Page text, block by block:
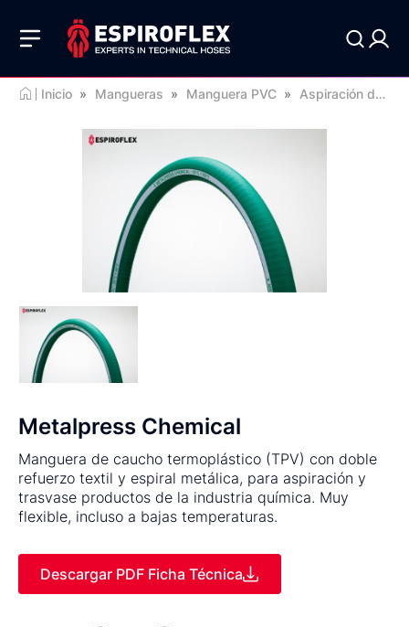
Inicio » Mangueras » Manguera PVC » Aspiración de líquidos
Metalpress Chemical
Manguera de caucho termoplástico (TPV) con doble
refuerzo textil y espiral metálica, para aspiración y
trasvase productos de la industria química. Muy
flexible, incluso a bajas temperaturas.
Descargar PDF Ficha Técnica